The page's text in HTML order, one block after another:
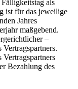
als
ist für das jeweilige
Jahres
maßgebend.
–
Bezahlung des